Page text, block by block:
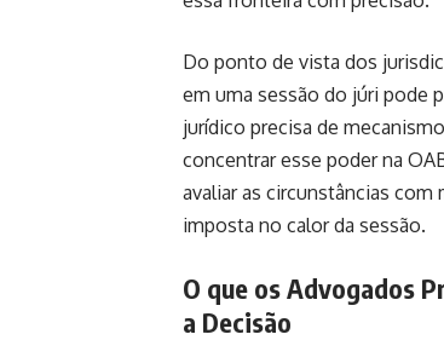
Do ponto de vista dos
em uma sessão do júri pode
jurídico precisa de
concentrar esse poder na
avaliar as circunstâncias
imposta no calor da sessão.
O que os Advogados
a Decisão